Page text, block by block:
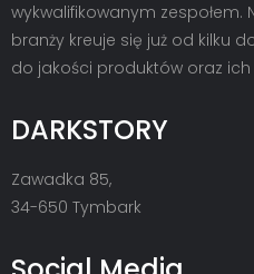
wykwalifikowanym zespołem.
branży kreuje się już od kilku
do jakości produktów oraz
DARKSTORY
Zawadka 85,
34-650 Tymbark